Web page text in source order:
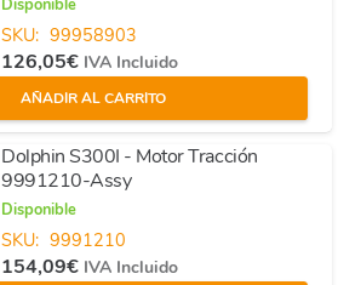
Disponible
SKU: 99958903
126,05€ IVA Incluido
AÑADIR AL CARRITO
Dolphin S300I - Motor Tracción
9991210-Assy
Disponible
SKU: 9991210
154,09€ IVA Incluido